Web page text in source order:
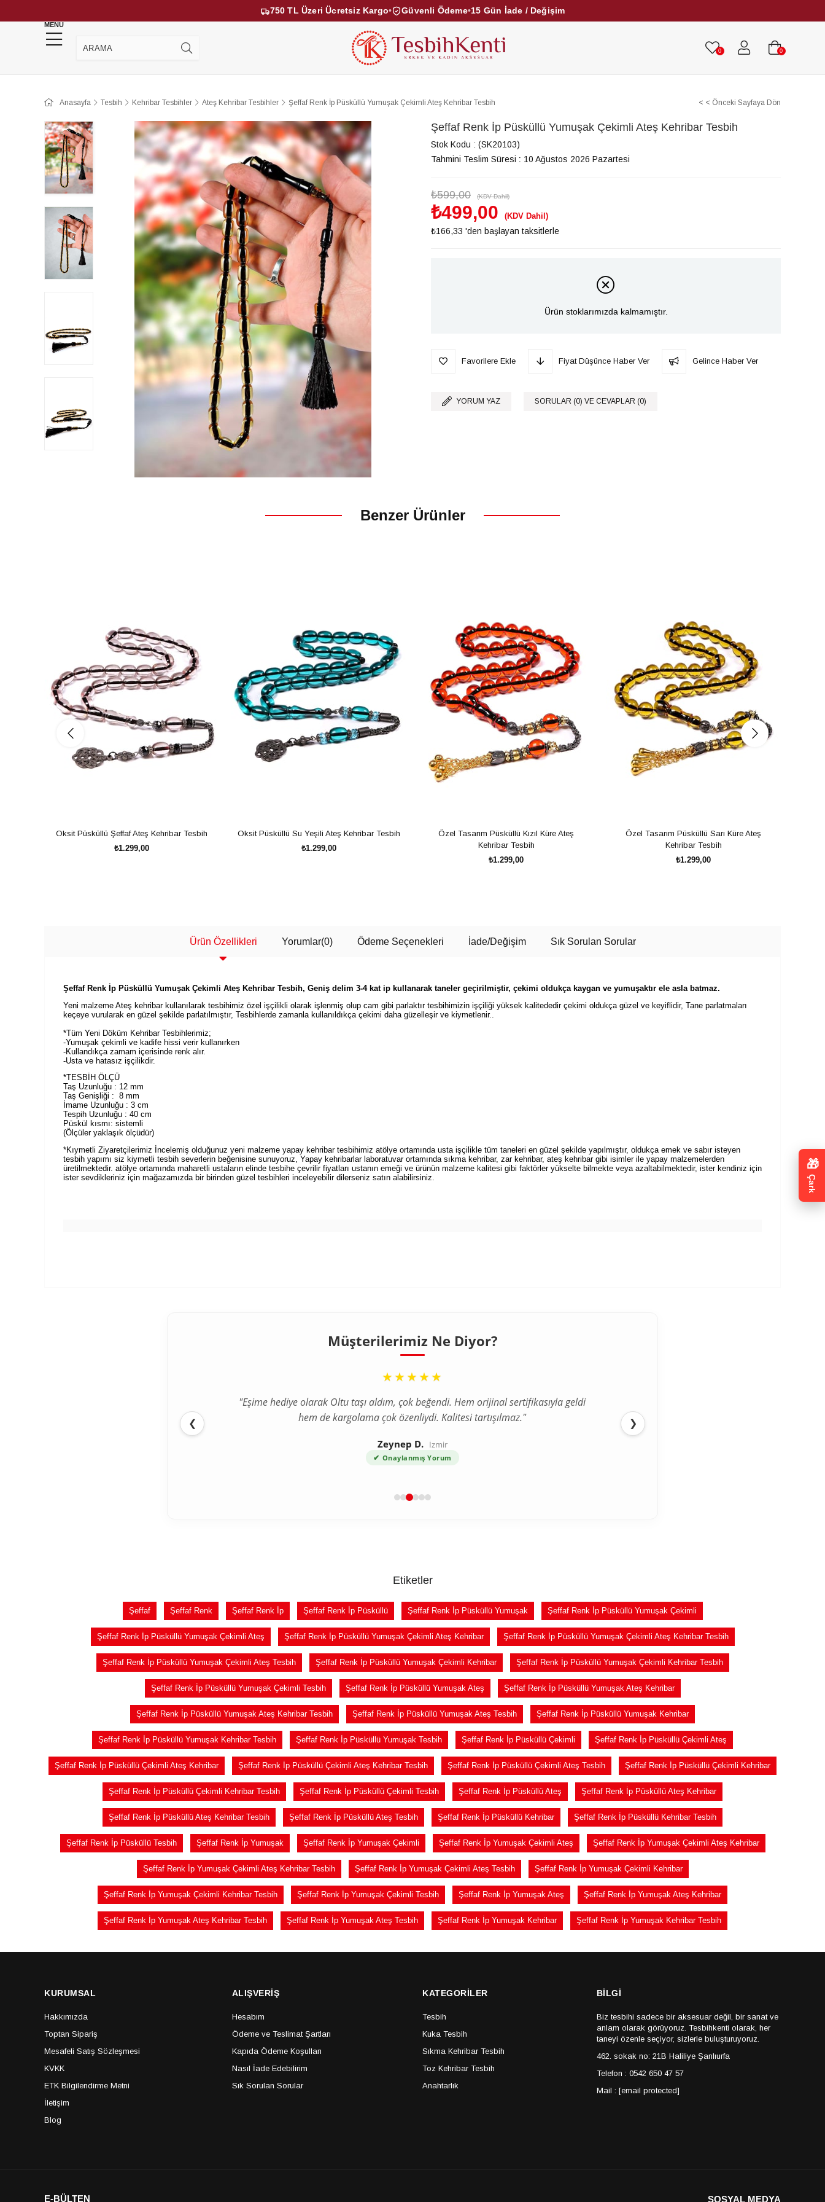
750 TL Üzeri Ücretsiz Kargo• Güvenli Ödeme•15 Gün İade / Değişim
MENU
0 0
KEHRİBAR TESBİHLER KUKA TESBİHLER
Anasayfa Tesbih Kehribar Tesbihler Ateş Kehribar Tesbihler Şeffaf Renk İp Püsküllü Yumuşak Çekimli Ateş Kehribar Tesbih < < Önceki Sayfaya Dön
Şeffaf Renk İp Püsküllü Yumuşak Çekimli Ateş Kehribar Tesbih
Stok Kodu
(SK20103)
Tahmini Teslim Süresi : 10 Ağustos 2026 Pazartesi
₺599,00 (KDV Dahil)
₺499,00 (KDV Dahil)
₺166,33 'den başlayan taksitlerle
Ürün stoklarımızda kalmamıştır.
Favorilere Ekle Fiyat Düşünce Haber Ver Gelince Haber Ver
YORUM YAZ SORULAR (0) VE CEVAPLAR (0)
Benzer Ürünler
Oksit Püsküllü Şeffaf Ateş Kehribar Tesbih
₺1.299,00
Oksit Püsküllü Su Yeşili Ateş Kehribar Tesbih
₺1.299,00
Özel Tasarım Püsküllü Kızıl Küre Ateş
Kehribar Tesbih
₺1.299,00
Özel Tasarım Püsküllü Sarı Küre Ateş
Kehribar Tesbih
₺1.299,00
Ürün Özellikleri Yorumlar(0) Ödeme Seçenekleri İade/Değişim Sık Sorulan Sorular
Şeffaf Renk İp Püsküllü Yumuşak Çekimli Ateş Kehribar Tesbih, Geniş delim 3-4 kat ip kullanarak taneler geçirilmiştir, çekimi oldukça kaygan ve yumuşaktır ele asla batmaz.
Yeni malzeme Ateş kehribar kullanılarak tesbihimiz özel işçilikli olarak işlenmiş olup cam gibi parlaktır tesbihimizin işçiliği yüksek kalitededir çekimi oldukça güzel ve keyiflidir, Tane parlatmaları
keçeye vurularak en güzel şekilde parlatılmıştır, Tesbihlerde zamanla kullanıldıkça çekimi daha güzelleşir ve kiymetlenir..
*Tüm Yeni Döküm Kehribar Tesbihlerimiz;
-Yumuşak çekimli ve kadife hissi verir kullanırken
-Kullandıkça zamam içerisinde renk alır.
-Usta ve hatasız işçilikdir.
*TESBİH ÖLÇÜ
Taş Uzunluğu : 12 mm
Taş Genişliği : 8 mm
İmame Uzunluğu : 3 cm
Tespih Uzunluğu : 40 cm
Püskül kısmı: sistemli
(Ölçüler yaklaşık ölçüdür)
*Kıymetli Ziyaretçilerimiz İncelemiş olduğunuz yeni malzeme yapay kehribar tesbihimiz atölye ortamında usta işçilikle tüm taneleri en güzel şekilde yapılmıştır, oldukça emek ve sabır isteyen
tesbih yapımı siz kiymetli tesbih severlerin beğenisine sunuyoruz, Yapay kehribarlar laboratuvar ortamında sıkma kehribar, zar kehribar, ateş kehribar gibi isimler ile yapay malzemelerden
üretilmektedir. atölye ortamında maharetli ustaların elinde tesbihe çevrilir fiyatları ustanın emeği ve ürünün malzeme kalitesi gibi faktörler yükselte bilmekte veya azaltabilmektedir, ister kendiniz için
ister sevdikleriniz için mağazamızda bir birinden güzel tesbihleri inceleyebilir dilerseniz satın alabilirsiniz.
Müşterilerimiz Ne Diyor?
❮
“
★★★★★
"Eşime hediye olarak Oltu taşı aldım, çok beğendi. Hem orijinal sertifikasıyla geldi
hem de kargolama çok özenliydi. Kalitesi tartışılmaz."
Zeynep D. İzmir
✔ Onaylanmış Yorum
❯
Etiketler
Şeffaf Şeffaf Renk Şeffaf Renk İp Şeffaf Renk İp Püsküllü Şeffaf Renk İp Püsküllü Yumuşak Şeffaf Renk İp Püsküllü Yumuşak Çekimli
Şeffaf Renk İp Püsküllü Yumuşak Çekimli Ateş Şeffaf Renk İp Püsküllü Yumuşak Çekimli Ateş Kehribar Şeffaf Renk İp Püsküllü Yumuşak Çekimli Ateş Kehribar Tesbih
Şeffaf Renk İp Püsküllü Yumuşak Çekimli Ateş Tesbih Şeffaf Renk İp Püsküllü Yumuşak Çekimli Kehribar Şeffaf Renk İp Püsküllü Yumuşak Çekimli Kehribar Tesbih
Şeffaf Renk İp Püsküllü Yumuşak Çekimli Tesbih Şeffaf Renk İp Püsküllü Yumuşak Ateş Şeffaf Renk İp Püsküllü Yumuşak Ateş Kehribar
Şeffaf Renk İp Püsküllü Yumuşak Ateş Kehribar Tesbih Şeffaf Renk İp Püsküllü Yumuşak Ateş Tesbih Şeffaf Renk İp Püsküllü Yumuşak Kehribar
Şeffaf Renk İp Püsküllü Yumuşak Kehribar Tesbih Şeffaf Renk İp Püsküllü Yumuşak Tesbih Şeffaf Renk İp Püsküllü Çekimli Şeffaf Renk İp Püsküllü Çekimli Ateş
Şeffaf Renk İp Püsküllü Çekimli Ateş Kehribar Şeffaf Renk İp Püsküllü Çekimli Ateş Kehribar Tesbih Şeffaf Renk İp Püsküllü Çekimli Ateş Tesbih Şeffaf Renk İp Püsküllü Çekimli Kehribar
Şeffaf Renk İp Püsküllü Çekimli Kehribar Tesbih Şeffaf Renk İp Püsküllü Çekimli Tesbih Şeffaf Renk İp Püsküllü Ateş Şeffaf Renk İp Püsküllü Ateş Kehribar
Şeffaf Renk İp Püsküllü Ateş Kehribar Tesbih Şeffaf Renk İp Püsküllü Ateş Tesbih Şeffaf Renk İp Püsküllü Kehribar Şeffaf Renk İp Püsküllü Kehribar Tesbih
Şeffaf Renk İp Püsküllü Tesbih Şeffaf Renk İp Yumuşak Şeffaf Renk İp Yumuşak Çekimli Şeffaf Renk İp Yumuşak Çekimli Ateş Şeffaf Renk İp Yumuşak Çekimli Ateş Kehribar
Şeffaf Renk İp Yumuşak Çekimli Ateş Kehribar Tesbih Şeffaf Renk İp Yumuşak Çekimli Ateş Tesbih Şeffaf Renk İp Yumuşak Çekimli Kehribar
Şeffaf Renk İp Yumuşak Çekimli Kehribar Tesbih Şeffaf Renk İp Yumuşak Çekimli Tesbih Şeffaf Renk İp Yumuşak Ateş Şeffaf Renk İp Yumuşak Ateş Kehribar
Şeffaf Renk İp Yumuşak Ateş Kehribar Tesbih Şeffaf Renk İp Yumuşak Ateş Tesbih Şeffaf Renk İp Yumuşak Kehribar Şeffaf Renk İp Yumuşak Kehribar Tesbih
KURUMSAL
Hakkımızda
Toptan Sipariş
Mesafeli Satış Sözleşmesi
KVKK
ETK Bilgilendirme Metni
İletişim
Blog
ALIŞVERİŞ
Hesabım
Ödeme ve Teslimat Şartları
Kapıda Ödeme Koşulları
Nasıl İade Edebilirim
Sık Sorulan Sorular
KATEGORİLER
Tesbih
Kuka Tesbih
Sıkma Kehribar Tesbih
Toz Kehribar Tesbih
Anahtarlık
BİLGİ
Biz tesbihi sadece bir aksesuar değil, bir sanat ve
anlam olarak görüyoruz. Tesbihkenti olarak, her
taneyi özenle seçiyor, sizlerle buluşturuyoruz.
462. sokak no: 21B Haliliye Şanlıurfa
Telefon : 0542 650 47 57
Mail : [email protected]
E-BÜLTEN SOSYAL MEDYA
🎁
Çark